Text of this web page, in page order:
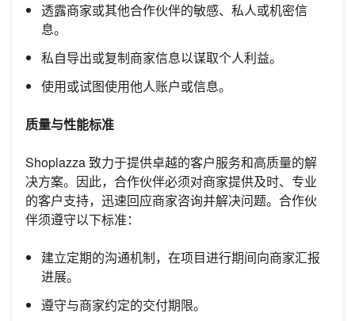
透露商家或其他合作伙伴的敏感、私人或机密信
息。
私自导出或复制商家信息以谋取个人利益。
使用或试图使用他人账户或信息。
质量与性能标准
Shoplazza 致力于提供卓越的客户服务和高质量的解
决方案。因此，合作伙伴必须对商家提供及时、专业
的客户支持，迅速回应商家咨询并解决问题。合作伙
伴须遵守以下标准：
建立定期的沟通机制，在项目进行期间向商家汇报
进展。
遵守与商家约定的交付期限。